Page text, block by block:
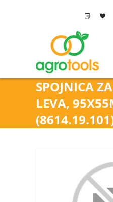
SPOJNICA
LEVA,